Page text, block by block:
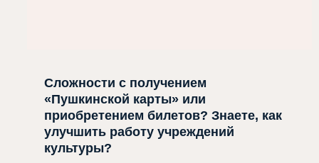
Сложности с получением
«Пушкинской карты» или
приобретением билетов? Знаете, как
улучшить работу учреждений
культуры?